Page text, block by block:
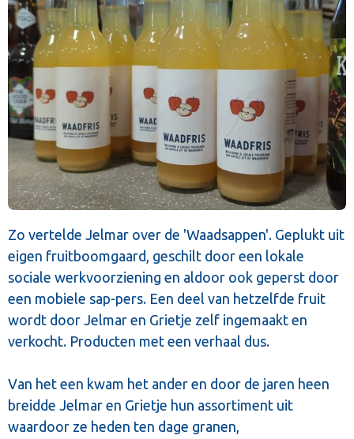
Zo vertelde Jelmar over de 'Waadsappen'. Geplukt uit
eigen fruitboomgaard, geschilt door een lokale
sociale werkvoorziening en aldoor ook geperst door
een mobiele sap-pers. Een deel van hetzelfde fruit
wordt door Jelmar en Grietje zelf ingemaakt en
verkocht. Producten met een verhaal dus.
Van het een kwam het ander en door de jaren heen
breidde Jelmar en Grietje hun assortiment uit
waardoor ze heden ten dage granen,